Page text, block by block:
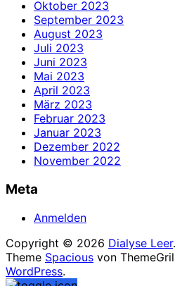
Oktober 2023
September 2023
August 2023
Juli 2023
Juni 2023
Mai 2023
April 2023
März 2023
Februar 2023
Januar 2023
Dezember 2022
November 2022
Meta
Anmelden
Copyright © 2026 Dialyse Leer
Theme Spacious von
WordPress.